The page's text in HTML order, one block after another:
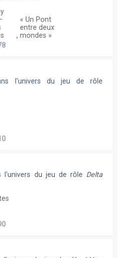
,
« Un Pont
entre deux
mondes »
l'univers du jeu de rôle
l'univers du jeu de rôle Delta